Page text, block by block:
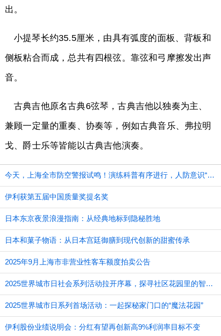
出。
小提琴长约35.5厘米，由具有弧度的面板、背板和
侧板粘合而成，总共有四根弦。靠弦和弓摩擦发出声
音。
古典吉他原名古典6弦琴，古典吉他以独奏为主、
兼顾一定量的重奏、协奏等，例如古典音乐、弗拉明
戈、爵士乐等皆能以古典吉他演奏。
今天，上海全市防空警报试鸣！演练科普有序进行，人防意识“声入人心”
伊利获第五届中国质量奖提名奖
日本东京夜景浪漫指南：从经典地标到隐秘胜地
日本和菓子物语：从日本宫廷御膳到现代创新的甜蜜传承
2025年9月上海市非营业性客车额度拍卖公告
2025世界城市日社会系列活动拉开序幕，探寻社区花园里的智慧应用
2025世界城市日系列首场活动：一起探秘家门口的“魔法花园”
伊利股份业绩说明会：分红有望再创新高9%利润率目标不变